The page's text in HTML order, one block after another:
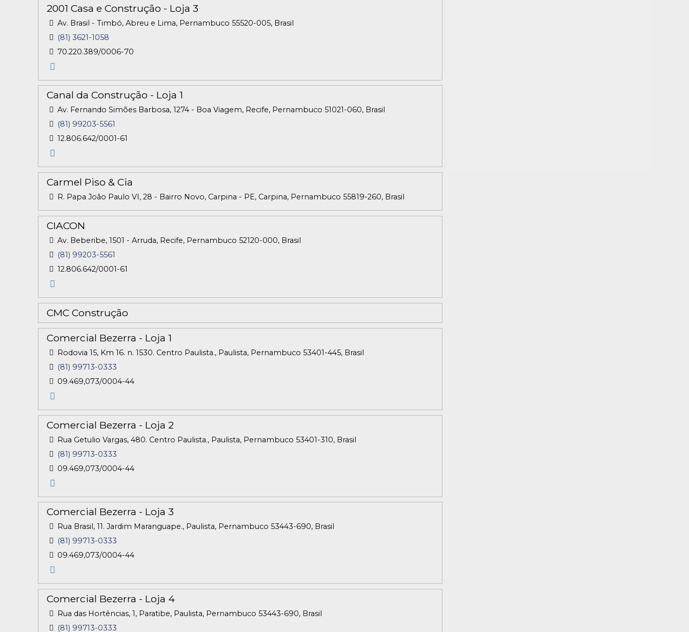
2001 Casa e Construção - Loja 3
Av. Brasil - Timbó, Abreu e Lima, Pernambuco 55520-005, Brasil
(81) 3621-1058
70.220.389/0006-70
Canal da Construção - Loja 1
Av. Fernando Simões Barbosa, 1274 - Boa Viagem, Recife, Pernambuco 51021-060, Brasil
(81) 99203-5561
12.806.642/0001-61
Carmel Piso & Cia
R. Papa João Paulo VI, 28 - Bairro Novo, Carpina - PE, Carpina, Pernambuco 55819-260, Brasil
CIACON
Av. Beberibe, 1501 - Arruda, Recife, Pernambuco 52120-000, Brasil
(81) 99203-5561
12.806.642/0001-61
CMC Construção
Comercial Bezerra - Loja 1
Rodovia 15, Km 16. n. 1530. Centro Paulista., Paulista, Pernambuco 53401-445, Brasil
(81) 99713-0333
09.469,073/0004-44
Comercial Bezerra - Loja 2
Rua Getulio Vargas, 480. Centro Paulista., Paulista, Pernambuco 53401-310, Brasil
(81) 99713-0333
09.469,073/0004-44
Comercial Bezerra - Loja 3
Rua Brasil, 11. Jardim Maranguape., Paulista, Pernambuco 53443-690, Brasil
(81) 99713-0333
09.469,073/0004-44
Comercial Bezerra - Loja 4
Rua das Hortências, 1, Paratibe, Paulista, Pernambuco 53443-690, Brasil
(81) 99713-0333